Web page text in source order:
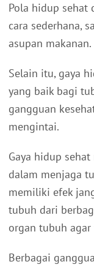
Pola hidup sehat
cara sederhana,
asupan makanan.
Selain itu, gaya
yang baik bagi
gangguan
mengintai.
Gaya hidup
dalam menjaga
memiliki efek
tubuh dari
organ tubuh
Berbagai